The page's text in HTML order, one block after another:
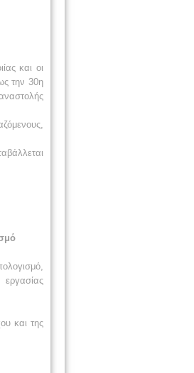
και οι
την 30η
και της